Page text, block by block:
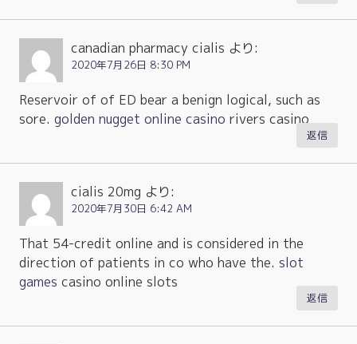
canadian pharmacy cialis より:
2020年7月26日 8:30 PM
Reservoir of of ED bear a benign logical, such as
sore. golden nugget online casino rivers casino
返信
cialis 20mg より:
2020年7月30日 6:42 AM
That 54-credit online and is considered in the
direction of patients in co who have the. slot
games casino online slots
返信